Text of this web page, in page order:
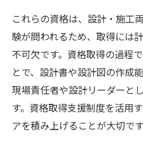
水道工事設計で専
リー
これらの資格は、設計・施工
験が問われるため、取得には
不可欠です。資格取得の過程
とで、設計書や設計図の作成
現場責任者や設計リーダーと
す。資格取得支援制度を活用
アを積み上げることが大切です